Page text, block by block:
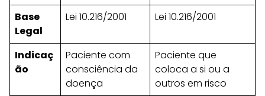
Base
Legal
Lei 10.216/2001 Lei 10.216/2001
Indicaç
ão
Paciente com
consciência da
doença
Paciente que
coloca a si ou a
outros em risco